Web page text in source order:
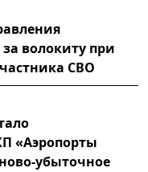
волокиту при
СВО
«Аэропорты
убыточное